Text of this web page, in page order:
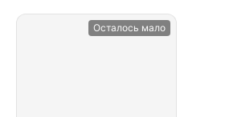
Осталось мало